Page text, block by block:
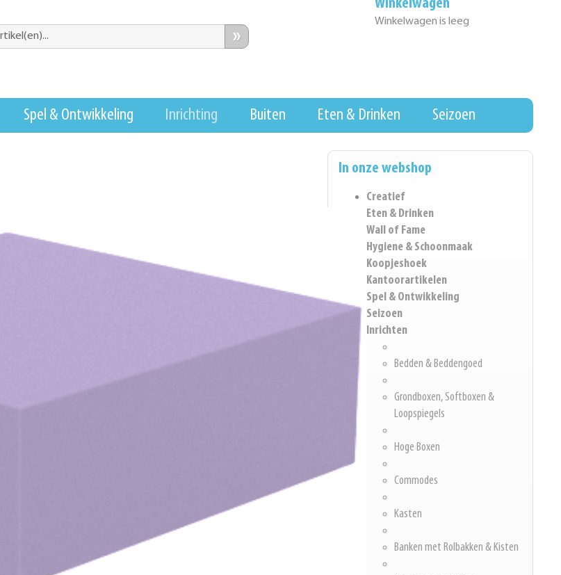
Winkelwagen
Winkelwagen is leeg
»
Spel & Ontwikkeling Inrichting Buiten Eten & Drinken Seizoen
In onze webshop
Creatief
Eten & Drinken
Wall of Fame
Hygiene & Schoonmaak
Koopjeshoek
Kantoorartikelen
Spel & Ontwikkeling
Seizoen
Inrichten
Bedden & Beddengoed
Grondboxen, Softboxen &
Loopspiegels
Hoge Boxen
Commodes
Kasten
Banken met Rolbakken & Kisten